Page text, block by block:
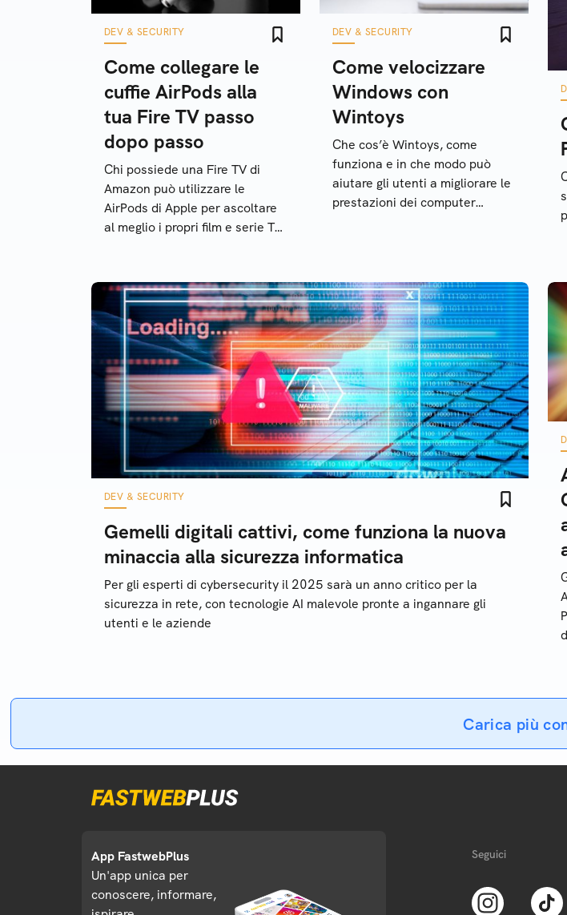
DEV & SECURITY
Come collegare le
cuffie AirPods alla
tua Fire TV passo
dopo passo
Chi possiede una Fire TV di
Amazon può utilizzare le
AirPods di Apple per ascoltare
al meglio i propri film e serie TV
DEV & SECURITY
Come velocizzare
Windows con
Wintoys
Che cos’è Wintoys, come
funziona e in che modo può
aiutare gli utenti a migliorare le
prestazioni dei computer
DEV & SECURITY
Gemelli digitali cattivi, come funziona la nuova
minaccia alla sicurezza informatica
Per gli esperti di cybersecurity il 2025 sarà un anno critico per la
sicurezza in rete, con tecnologie AI malevole pronte a ingannare gli
utenti e le aziende
Carica più
App FastwebPlus
Un'app unica per
conoscere, informare,
Seguici